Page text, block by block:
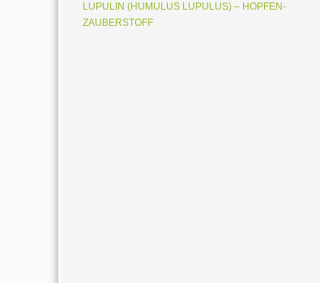
LUPULIN (HUMULUS LUPULUS) – HOPFEN-
ZAUBERSTOFF